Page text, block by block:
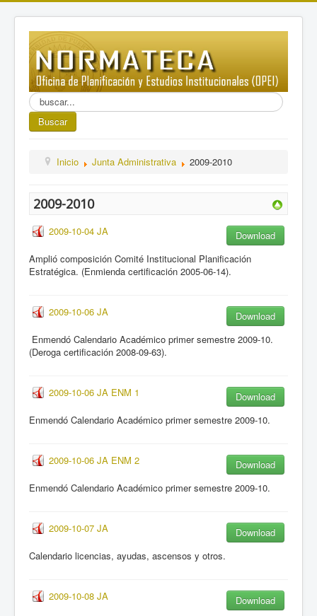
Buscar...
Buscar
Inicio Junta Administrativa 2009-2010
2009-2010
2009-10-04 JA
Download
Amplió composición Comité Institucional Planificación
Estratégica. (Enmienda certificación 2005-06-14).
2009-10-06 JA
Download
Enmendó Calendario Académico primer semestre 2009-10.
(Deroga certificación 2008-09-63).
2009-10-06 JA ENM 1
Download
Enmendó Calendario Académico primer semestre 2009-10.
2009-10-06 JA ENM 2
Download
Enmendó Calendario Académico primer semestre 2009-10.
2009-10-07 JA
Download
Calendario licencias, ayudas, ascensos y otros.
2009-10-08 JA
Download